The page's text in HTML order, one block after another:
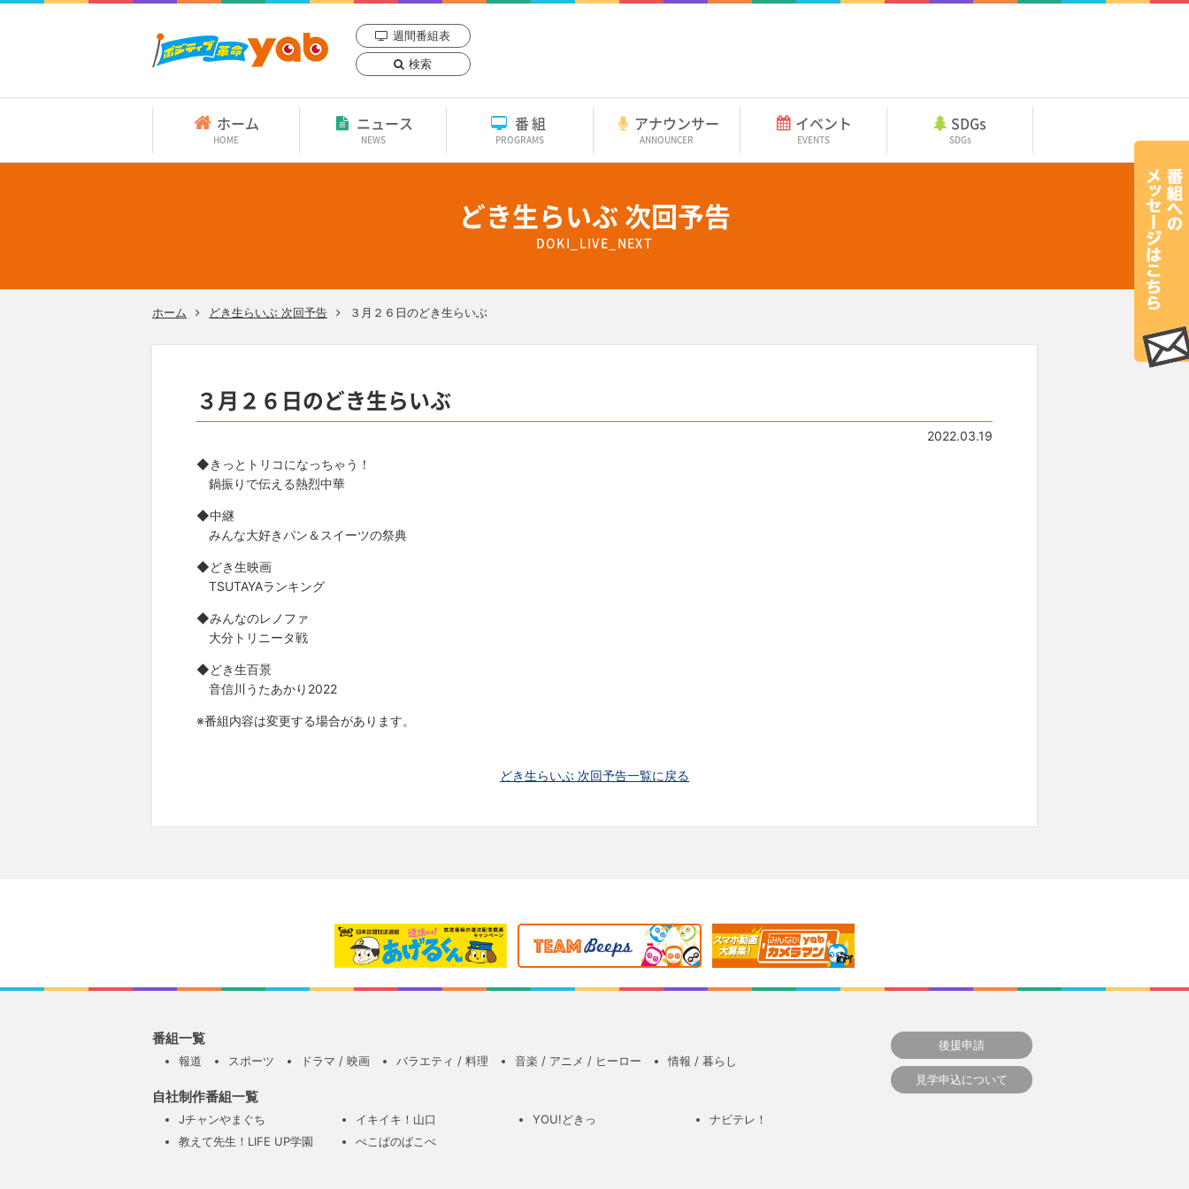
週間番組表
検索
ホーム
HOME
ニュース
NEWS
番組
PROGRAMS
アナウンサー
ANNOUNCER
イベント
EVENTS
SDGs
SDGs
どき生らいぶ 次回予告
DOKI_LIVE_NEXT
ホーム どき生らいぶ 次回予告 ３月２６日のどき生らいぶ
３月２６日のどき生らいぶ
2022.03.19
◆きっとトリコになっちゃう！
鍋振りで伝える熱烈中華
◆中継
みんな大好きパン＆スイーツの祭典
◆どき生映画
TSUTAYAランキング
◆みんなのレノファ
大分トリニータ戦
◆どき生百景
音信川うたあかり2022
※番組内容は変更する場合があります。
どき生らいぶ 次回予告一覧に戻る
番組一覧
報道 スポーツ ドラマ / 映画 バラエティ / 料理 音楽 / アニメ / ヒーロー 情報 / 暮らし
自社制作番組一覧
Jチャンやまぐち イキイキ！山口 YOU!どきっ
ナビテレ！
教えて先生！LIFE UP学園
ぺこぱのぱこぺ
後援申請
見学申込について